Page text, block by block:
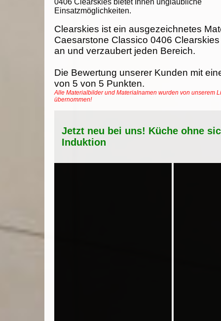
0406 Clearskies bietet Ihnen unglaubliche
Einsatzmöglichkeiten.
Clearskies ist ein ausgezeichnetes
Caesarstone Classico 0406
an und verzaubert jeden Bereich.
Die Bewertung unserer Kunden mit
von 5 von 5 Punkten.
Alle Materialbilder und Materialnamen wurden von unserem
übernommen!
Jetzt neu bei uns! Küche ohne
Induktion